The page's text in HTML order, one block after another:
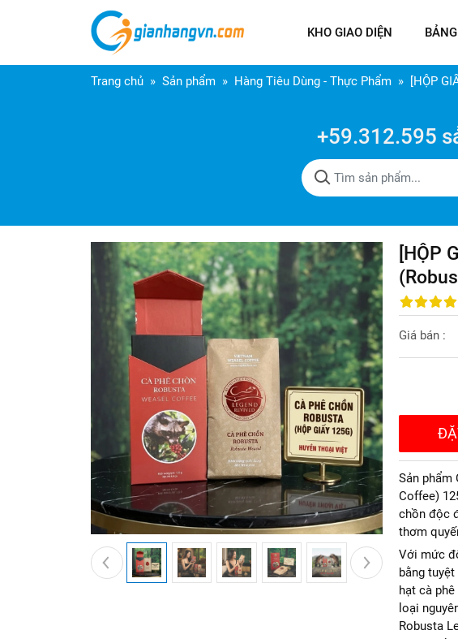
KHO GIAO DIỆN
Trang chủ Sản phẩm Hàng Tiêu Dùng - Thực Phẩm [HỘP
+59.312.595
[HỘP
Giá bán :
Sản phẩm
Coffee)
chồn độc
thơm
Với mức
bằng
hạt cà
loại
Robusta